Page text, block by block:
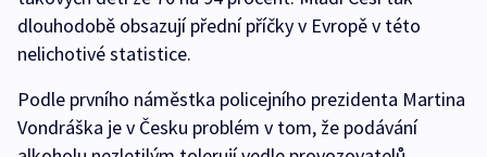
dlouhodobě obsazují přední příčky v Evropě v této
nelichotivé statistice.
Podle prvního náměstka policejního prezidenta Martina
Vondráška je v Česku problém v tom, že podávání